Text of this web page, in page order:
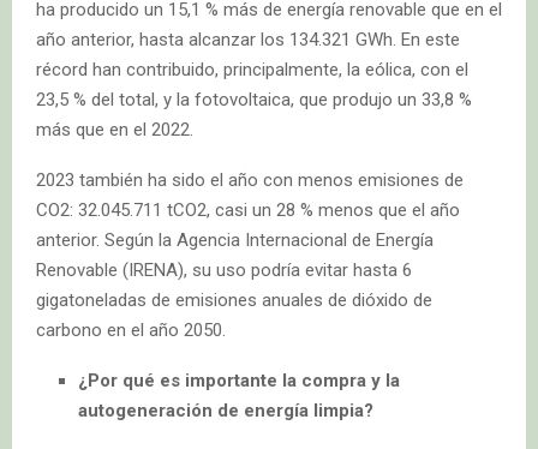
ha producido un 15,1 % más de energía renovable que en el
año anterior, hasta alcanzar los 134.321 GWh. En este
récord han contribuido, principalmente, la eólica, con el
23,5 % del total, y la fotovoltaica, que produjo un 33,8 %
más que en el 2022.
2023 también ha sido el año con menos emisiones de
CO2: 32.045.711 tCO2, casi un 28 % menos que el año
anterior. Según la Agencia Internacional de Energía
Renovable (IRENA), su uso podría evitar hasta 6
gigatoneladas de emisiones anuales de dióxido de
carbono en el año 2050.
¿Por qué es importante la compra y la
autogeneración de energía limpia?